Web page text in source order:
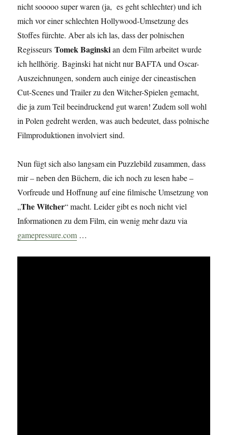
nicht sooooo super waren (ja, es geht schlechter) und ich
mich vor einer schlechten Hollywood-Umsetzung des
Stoffes fürchte. Aber als ich las, dass der polnischen
RegisseursTomek Baginskian dem Film arbeitet wurde
ich hellhörig. Baginski hat nicht nur BAFTA und Oscar-
Auszeichnungen, sondern auch einige der cineastischen
Cut-Scenes und Trailer zu den Witcher-Spielen gemacht,
die ja zum Teil beeindruckend gut waren! Zudem soll wohl
in Polen gedreht werden, was auch bedeutet, dass polnische
Filmproduktionen involviert sind.
Nun fügt sich also langsam ein Puzzlebild zusammen, dass
mir – neben den Büchern, die ich noch zu lesen habe –
Vorfreude und Hoffnung auf eine filmische Umsetzung von
„The Witcher“ macht. Leider gibt es noch nicht viel
Informationen zu dem Film, ein wenig mehr dazu via
gamepressure.com …